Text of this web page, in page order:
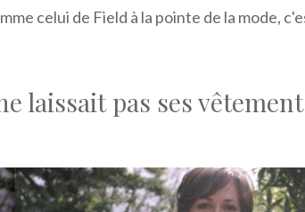
celui de Field à la pointe de la mode,
laissait pas ses